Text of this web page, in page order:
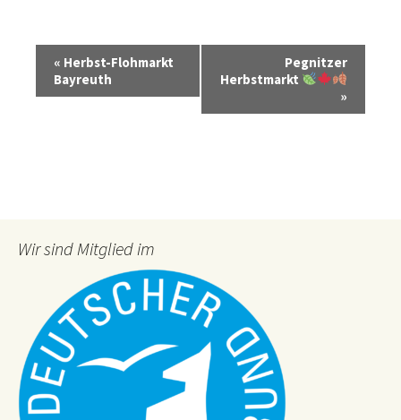
l
n
g
-
N
« Herbst-Flohmarkt
Bayreuth
Pegnitzer
Herbstmarkt
»
Wir sind Mitglied im